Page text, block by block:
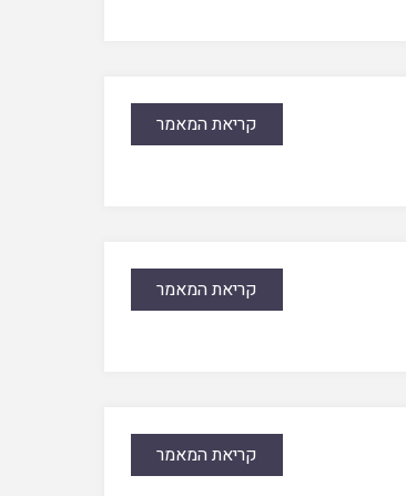
קריאת המאמר
קריאת המאמר
קריאת המאמר